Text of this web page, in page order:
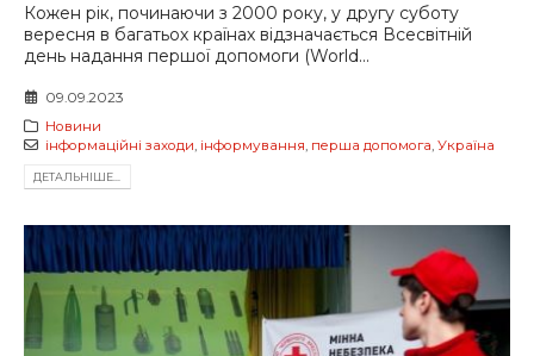
Кожен рік, починаючи з 2000 року, у другу суботу
вересня в багатьох країнах відзначається Всесвітній
день надання першої допомоги (World...
09.09.2023
Новини
інформаційні заходи, інформування, перша допомога, Україна
ДЕТАЛЬНIШЕ...